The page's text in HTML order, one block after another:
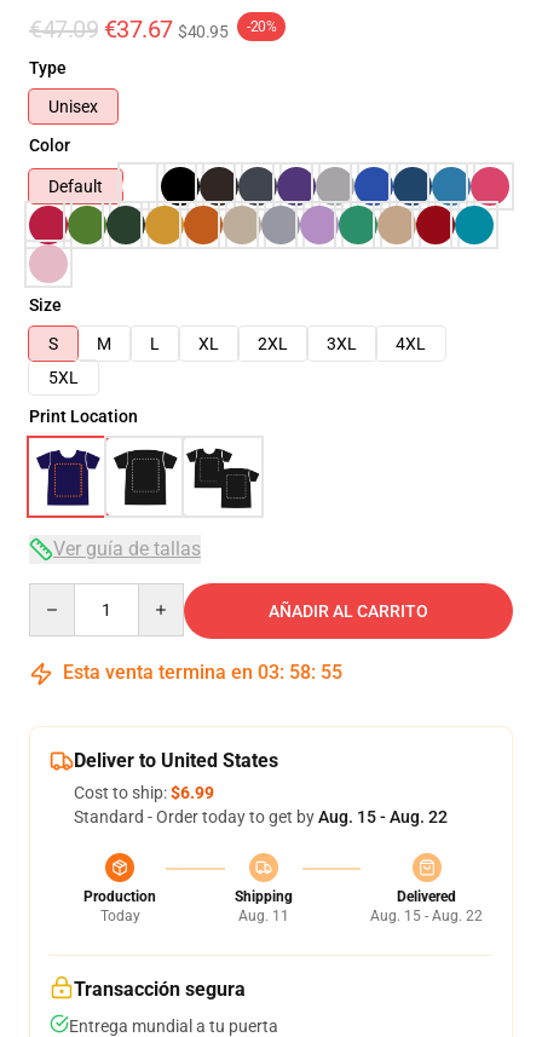
€47.09 €37.67 $40.95 -20%
Type
Unisex
Color
Default
Size
S
M L XL 2XL 3XL
4XL
5XL
Print Location
Ver guía de tallas
AÑADIR AL CARRITO
Esta venta termina en 03: 58: 54
Deliver to United States
Cost to ship:$6.99
Standard - Order today to get byAug. 15 - Aug. 22
Production
Today
Shipping
Aug. 11
Delivered
Aug. 15 - Aug. 22
Transacción segura
Entrega mundial a tu puerta